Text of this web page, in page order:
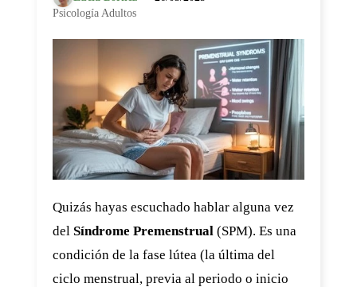
Psicología Adultos
Quizás hayas escuchado hablar alguna vez
del Síndrome Premenstrual (SPM). Es una
condición de la fase lútea (la última del
ciclo menstrual, previa al periodo o inicio